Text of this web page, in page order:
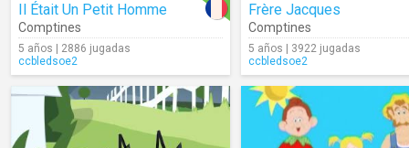
Il Était Un Petit Homme
Comptines
5 años | 2886 jugadas
ccbledsoe2
Frère Jacques
Comptines
5 años | 3922 jugadas
ccbledsoe2